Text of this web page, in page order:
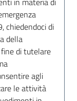
chiedendoci di
della
di tutelare
agli
le attività